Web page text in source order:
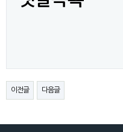
이전글 다음글